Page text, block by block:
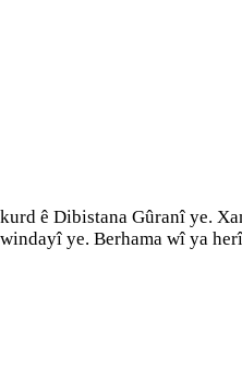
ê Dibistana Gûranî ye.
ye. Berhama wî ya